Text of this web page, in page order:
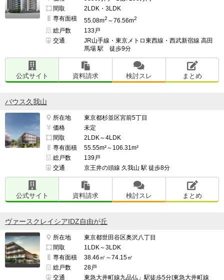
間取
2LDK・3LDK
専有面積
55.08m2 ～76.56m2
総戸数
133戸
交通
JR山手線・東京メトロ東西線・西武新宿線 高田
馬場 駅 徒歩9分
公式サイト 資料請求 検討スレ まとめ
バウス久我山
所在地
東京都杉並区宮前5丁目
価格
未定
間取
2LDK～4LDK
専有面積
55.55m²～106.31m²
総戸数
139戸
交通
京王井の頭線 久我山 駅 徒歩8分
公式サイト 資料請求 検討スレ まとめ
ヴァースクレイシアIDZ自由が丘
所在地
東京都世田谷区奥沢八丁目
間取
1LDK～3LDK
専有面積
38.46㎡～74.15㎡
総戸数
28戸
交通
東急大井町線九品仏」駅徒歩5分|東急大井町線